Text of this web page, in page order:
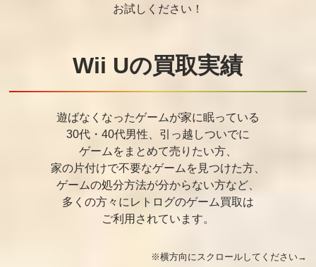
お試しください！
Wii Uの買取実績
遊ばなくなったゲームが家に眠っている
30代・40代男性、引っ越しついでに
ゲームをまとめて売りたい方、
家の片付けで不要なゲームを見つけた方、
ゲームの処分方法が分からない方など、
多くの方々にレトログのゲーム買取は
ご利用されています。
※横方向にスクロールしてください→